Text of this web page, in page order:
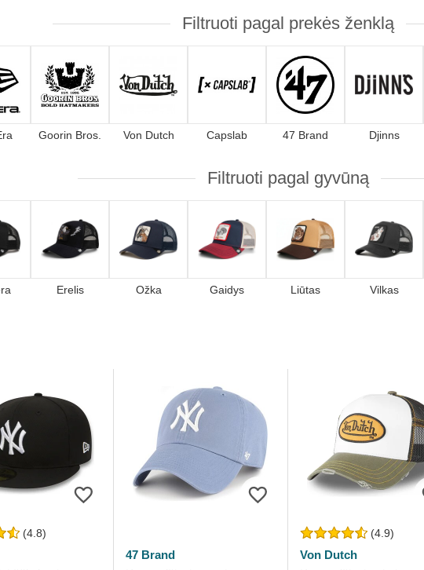
Filtruoti pagal prekės ženklą
Goorin Bros. Von Dutch Capslab 47 Brand Djinns
Filtruoti pagal gyvūną
Erelis Ožka Gaidys Liūtas Vilkas
(4.8)
47 Brand
(4.9)
Von Dutch